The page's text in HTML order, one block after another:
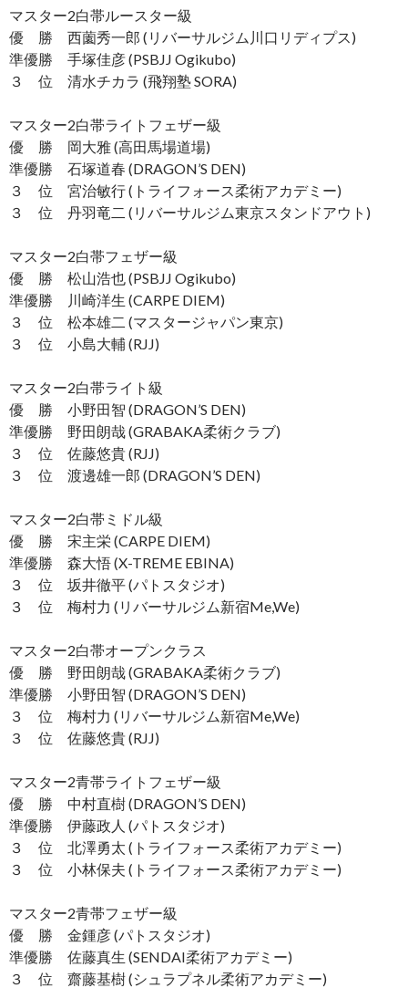
マスター2白帯ルースター級
優 勝 西薗秀一郎 (リバーサルジム川口リディプス)
準優勝 手塚佳彦 (PSBJJ Ogikubo)
３ 位 清水チカラ (飛翔塾 SORA)
マスター2白帯ライトフェザー級
優 勝 岡大雅 (高田馬場道場)
準優勝 石塚道春 (DRAGON’S DEN)
３ 位 宮治敏行 (トライフォース柔術アカデミー)
３ 位 丹羽竜二 (リバーサルジム東京スタンドアウト)
マスター2白帯フェザー級
優 勝 松山浩也 (PSBJJ Ogikubo)
準優勝 川崎洋生 (CARPE DIEM)
３ 位 松本雄二 (マスタージャパン東京)
３ 位 小島大輔 (RJJ)
マスター2白帯ライト級
優 勝 小野田智 (DRAGON’S DEN)
準優勝 野田朗哉 (GRABAKA柔術クラブ)
３ 位 佐藤悠貴 (RJJ)
３ 位 渡邊雄一郎 (DRAGON’S DEN)
マスター2白帯ミドル級
優 勝 宋主栄 (CARPE DIEM)
準優勝 森大悟 (X-TREME EBINA)
３ 位 坂井徹平 (パトスタジオ)
３ 位 梅村力 (リバーサルジム新宿Me,We)
マスター2白帯オープンクラス
優 勝 野田朗哉 (GRABAKA柔術クラブ)
準優勝 小野田智 (DRAGON’S DEN)
３ 位 梅村力 (リバーサルジム新宿Me,We)
３ 位 佐藤悠貴 (RJJ)
マスター2青帯ライトフェザー級
優 勝 中村直樹 (DRAGON’S DEN)
準優勝 伊藤政人 (パトスタジオ)
３ 位 北澤勇太 (トライフォース柔術アカデミー)
３ 位 小林保夫 (トライフォース柔術アカデミー)
マスター2青帯フェザー級
優 勝 金鍾彦 (パトスタジオ)
準優勝 佐藤真生 (SENDAI柔術アカデミー)
３ 位 齋藤基樹 (シュラプネル柔術アカデミー)